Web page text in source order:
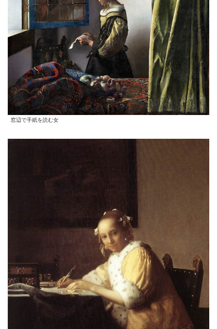
窓辺で手紙を読む女